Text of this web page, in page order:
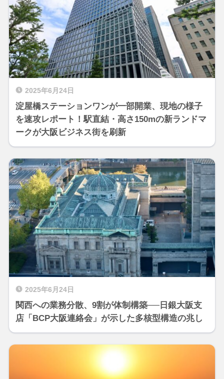
2025年6月24日
淀屋橋ステーションワンが一部開業、現地の様子
を速攻レポート！駅直結・高さ150mの新ランドマ
ークが大阪ビジネス街を刷新
2025年6月24日
関西への業務分散、9割が体制構築──日銀大阪支
店「BCP大阪連絡会」が示した多核型構造の兆し